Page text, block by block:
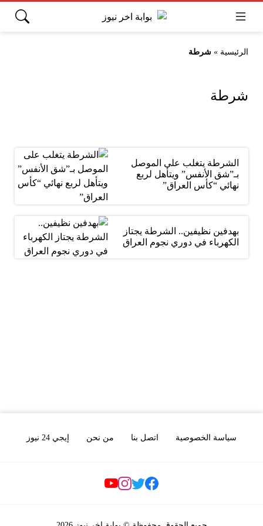
الرئيسية » شرطة
شرطة
الشرطة يتغلب على الموصل
بـ”شق الأنفس” ويتأهل لربع
نهائي “كأس العراق”
بهدفين نظيفين.. الشرطة يجتاز
الكهرباء في دوري نجوم العراق
سياسة الخصوصية اتصل بنا من نحن إيجي 24 نيوز
Social Links